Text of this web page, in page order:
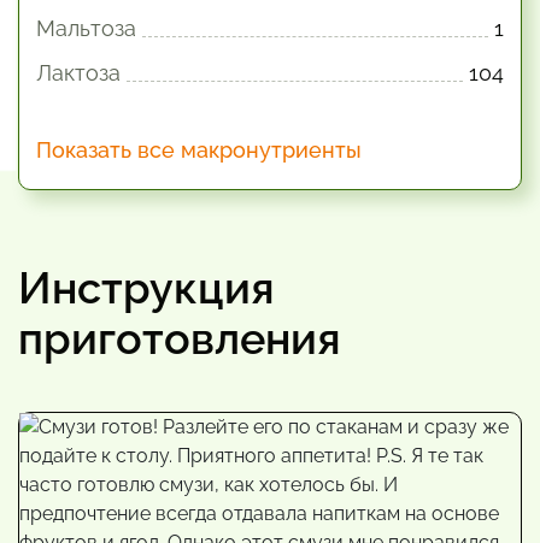
Мальтоза
1
Лактоза
104
Показать все макронутриенты
Инструкция
приготовления